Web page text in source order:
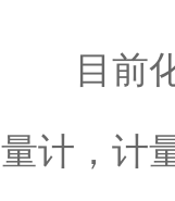
目前化
量计，计